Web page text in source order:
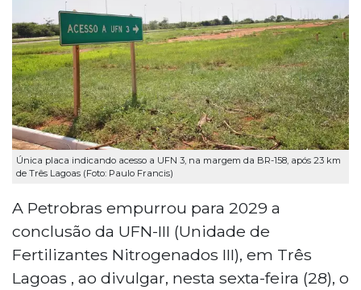
Única placa indicando acesso a UFN 3, na margem da BR-158, após 23 km
de Três Lagoas (Foto: Paulo Francis)
A Petrobras empurrou para 2029 a
conclusão da UFN-III (Unidade de
Fertilizantes Nitrogenados III), em Três
Lagoas , ao divulgar, nesta sexta-feira (28), o